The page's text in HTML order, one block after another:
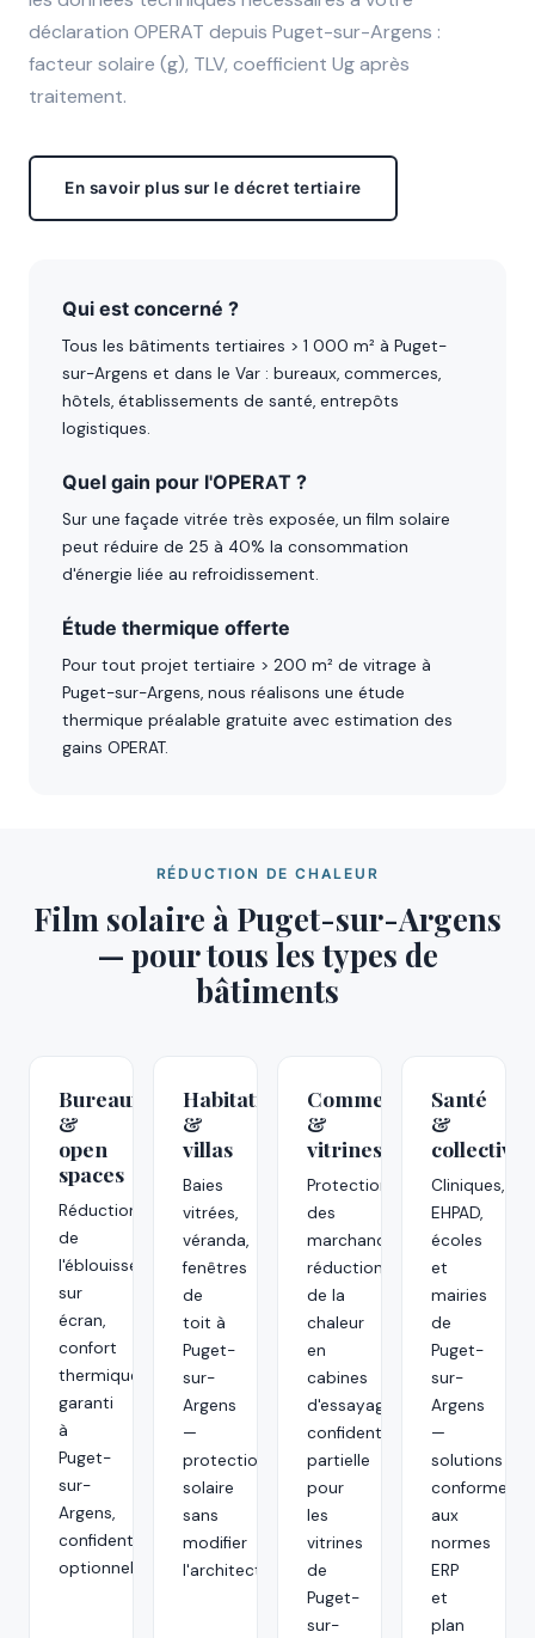
déclaration OPERAT depuis Puget-sur-Argens :
facteur solaire (g), TLV, coefficient Ug après
traitement.
En savoir plus sur le décret tertiaire
Qui est concerné ?
Tous les bâtiments tertiaires > 1 000 m² à Puget-
sur-Argens et dans le Var : bureaux, commerces,
hôtels, établissements de santé, entrepôts
logistiques.
Quel gain pour l'OPERAT ?
Sur une façade vitrée très exposée, un film solaire
peut réduire de 25 à 40% la consommation
d'énergie liée au refroidissement.
Étude thermique offerte
Pour tout projet tertiaire > 200 m² de vitrage à
Puget-sur-Argens, nous réalisons une étude
thermique préalable gratuite avec estimation des
gains OPERAT.
RÉDUCTION DE CHALEUR
Film solaire à Puget-sur-Argens
— pour tous les types de
bâtiments
Bureaux
&
open
spaces
Réduction
de
l'éblouissement
sur
écran,
confort
thermique
garanti
à
Puget-
sur-
Argens,
confidentialité
optionnelle.
Habitations
&
villas
Baies
vitrées,
véranda,
fenêtres
de
toit à
Puget-
sur-
Argens
—
protection
solaire
sans
modifier
l'architecture.
Commerces
&
vitrines
Protection
des
marchandises,
réduction
de la
chaleur
en
cabines
d'essayage,
confidentialité
partielle
pour
les
vitrines
de
Puget-
sur-
Santé
&
Cliniques,
EHPAD,
écoles
et
mairies
de
Puget-
sur-
Argens
—
solutions
conformes
aux
normes
ERP
et
plan